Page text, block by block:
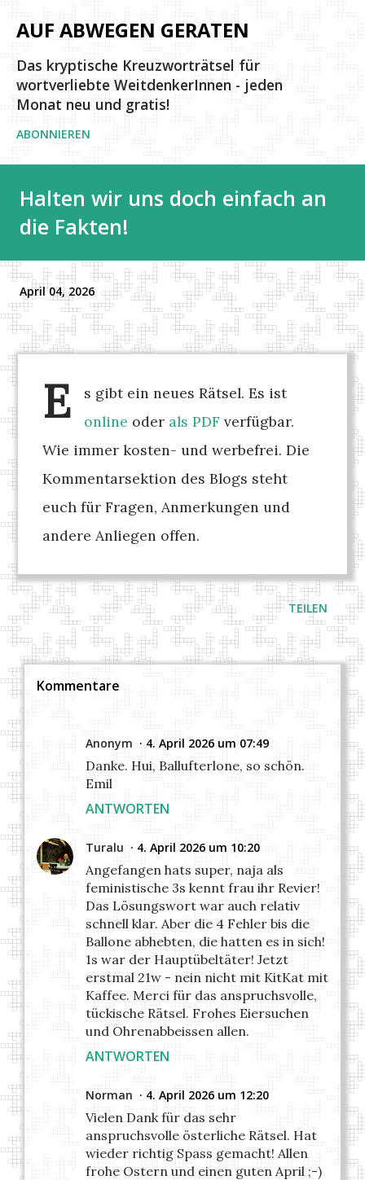
Direkt zum Hauptbereich
AUF ABWEGEN GERATEN
Das kryptische Kreuzworträtsel für
wortverliebte WeitdenkerInnen - jeden
Monat neu und gratis!
ABONNIEREN
Halten wir uns doch einfach an
die Fakten!
April 04, 2026
E
s gibt ein neues Rätsel. Es ist
online oder als PDF verfügbar.
Wie immer kosten- und werbefrei. Die
Kommentarsektion des Blogs steht
euch für Fragen, Anmerkungen und
andere Anliegen offen.
TEILEN
Kommentare
Anonym 4. April 2026 um 07:49
Danke. Hui, Ballufterlone, so schön.
Emil
ANTWORTEN
Turalu 4. April 2026 um 10:20
Angefangen hats super, naja als
feministische 3s kennt frau ihr Revier!
Das Lösungswort war auch relativ
schnell klar. Aber die 4 Fehler bis die
Ballone abhebten, die hatten es in sich!
1s war der Hauptübeltäter! Jetzt
erstmal 21w - nein nicht mit KitKat mit
Kaffee. Merci für das anspruchsvolle,
tückische Rätsel. Frohes Eiersuchen
und Ohrenabbeissen allen.
ANTWORTEN
Norman 4. April 2026 um 12:20
Vielen Dank für das sehr
anspruchsvolle österliche Rätsel. Hat
wieder richtig Spass gemacht! Allen
frohe Ostern und einen guten April ;-)